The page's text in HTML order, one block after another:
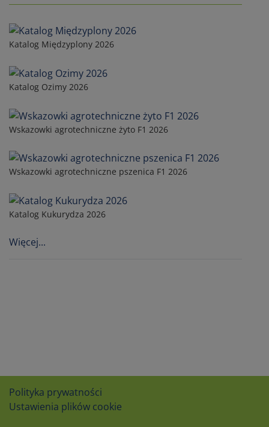
Katalog Międzyplony 2026
Katalog Ozimy 2026
Wskazowki agrotechniczne żyto F1 2026
Wskazowki agrotechniczne pszenica F1 2026
Katalog Kukurydza 2026
Więcej...
Polityka prywatności
Ustawienia plików cookie